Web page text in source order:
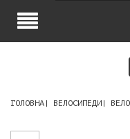
ГОЛОВНА ВЕЛОСИПЕДИ